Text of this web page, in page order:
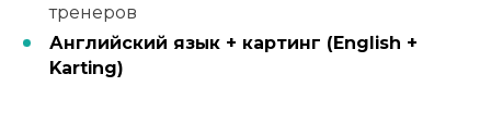
тренеров
Английский язык + картинг (English +
Karting)